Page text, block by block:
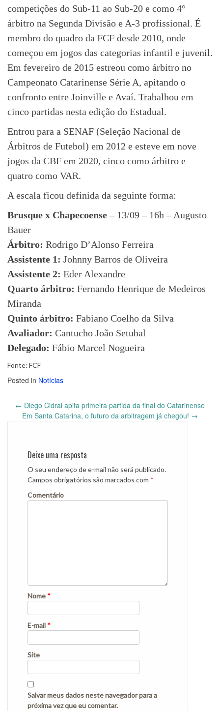
competições do Sub-11 ao Sub-20 e como 4°
árbitro na Segunda Divisão e A-3 profissional. É
membro do quadro da FCF desde 2010, onde
começou em jogos das categorias infantil e juvenil.
Em fevereiro de 2015 estreou como árbitro no
Campeonato Catarinense Série A, apitando o
confronto entre Joinville e Avaí. Trabalhou em
cinco partidas nesta edição do Estadual.
Entrou para a SENAF (Seleção Nacional de
Árbitros de Futebol) em 2012 e esteve em nove
jogos da CBF em 2020, cinco como árbitro e
quatro como VAR.
A escala ficou definida da seguinte forma:
Brusque x Chapecoense– 13/09 – 16h – Augusto
Bauer
Árbitro: Rodrigo D’Alonso Ferreira
Assistente 1: Johnny Barros de Oliveira
Assistente 2: Eder Alexandre
Quarto árbitro: Fernando Henrique de Medeiros
Miranda
Quinto árbitro: Fabiano Coelho da Silva
Avaliador: Cantucho João Setubal
Delegado: Fábio Marcel Nogueira
Fonte: FCF
Posted in Notícias
Post
navigation
← Diego Cidral apita primeira partida da final do Catarinense
Em Santa Catarina, o futuro da arbitragem já chegou! →
Deixe uma resposta
O seu endereço de e-mail não será publicado.
Campos obrigatórios são marcados com *
Comentário
Nome *
E-mail *
Site
Salvar meus dados neste navegador para a
próxima vez que eu comentar.